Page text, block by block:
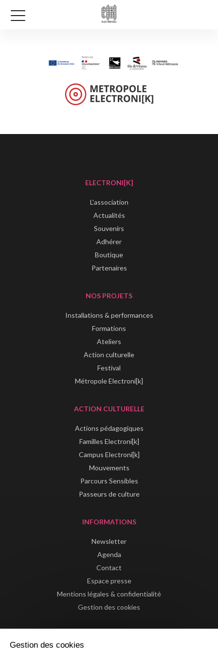
ELECTRONI[K]
L'association
Actualités
Souvenirs
Adhérer
Boutique
Partenaires
NOS PROJETS
Installations & performances
Formations
Ateliers
Action culturelle
Festival
Métropole Electroni[k]
ACTION CULTURELLE
Actions pédagogiques
Familles Electroni[k]
Campus Electroni[k]
Mouvements
Parcours Sensibles
Passeurs de culture
INFORMATIONS
Newsletter
Agenda
Contact
Espace presse
Mentions légales & confidentialité
Gestion des cookies
Gestion des cookies